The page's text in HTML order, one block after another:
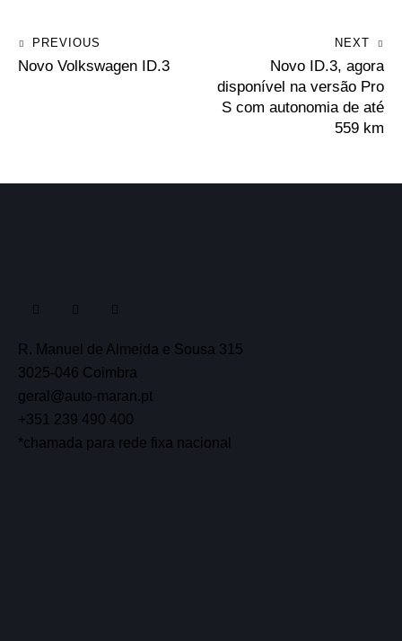
PREVIOUS
Novo Volkswagen ID.3
NEXT
Novo ID.3, agora
disponível na versão Pro
S com autonomia de até
559 km
R. Manuel de Almeida e Sousa 315
3025-046 Coimbra
geral@auto-maran.pt
+351 239 490 400
*chamada para rede fixa nacional